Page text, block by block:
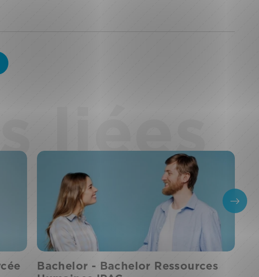
liées
Bachelor - Bachelor Ressources